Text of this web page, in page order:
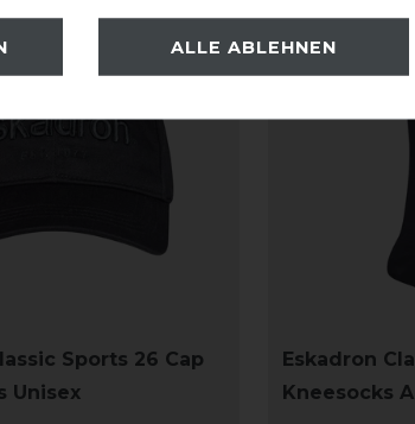
Sports 26 Cap
Unisex
Eskadron
Kneesocks
ALLE ABLEHNEN